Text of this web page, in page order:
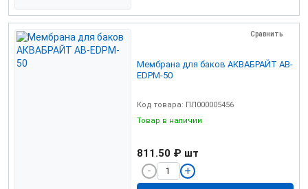
Сравнить
Мембрана для баков АКВАБРАЙТ AB-
EDPM-50
Код товара: ПЛ000005456
Товар в наличии
811.50 ₽ шт